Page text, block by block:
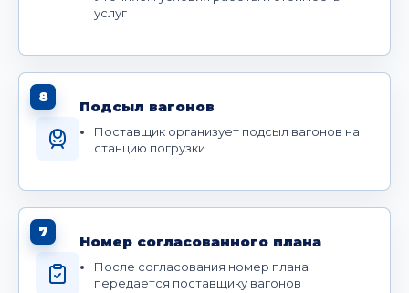
услуг
8
Подсыл вагонов
Поставщик организует подсыл вагонов на
станцию погрузки
7
Номер согласованного плана
После согласования номер плана
передается поставщику вагонов